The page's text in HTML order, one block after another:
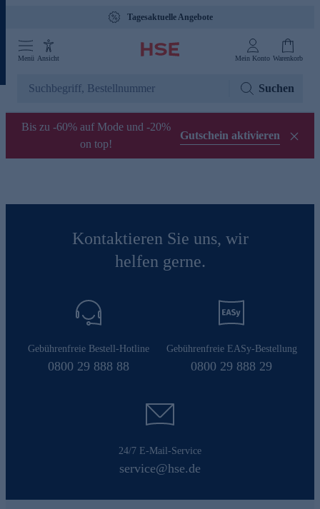
Tagesaktuelle Angebote
Menü Ansicht Mein Konto Warenkorb
Suchen
Bis zu -60% auf Mode und -20%
on top!
Gutschein aktivieren
Kontaktieren Sie uns, wir
helfen gerne.
Gebührenfreie Bestell-Hotline
0800 29 888 88
Gebührenfreie EASy-Bestellung
0800 29 888 29
24/7 E-Mail-Service
service@hse.de